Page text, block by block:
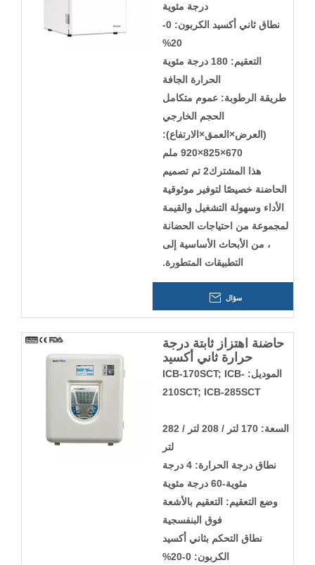
درجة مئوية
نطاق ثاني أكسيد الكربون: 0-
20%
التعقيم: 180 درجة مئوية
الحرارة الجافة
طريقة الرطوبة: عموم متكامل
الحجم الخارجي
(العرض×العمق×الارتفاع):
670×825×920 ملم
هذا المشترك2 تم تصميم
الحاضنة خصيصًا لتوفير موثوقية
الأداء وسهولة التشغيل والقيمة
لمجموعة من احتياجات الحضانة
، من الأبحاث الأساسية إلى
التطبيقات المتطورة.
سؤال
حاضنة اهتزاز ثابتة درجة
حرارة ثاني أكسيد
الكربون قابلة للتكديس
الموديل: ICB-170SCT; ICB-
210SCT; ICB-285SCT
السعة: 170 لتر / 208 لتر / 282
لتر
نطاق درجة الحرارة: 4 درجة
مئوية-60 درجة مئوية
وضع التعقيم: التعقيم بالأشعة
فوق البنفسجية
نطاق التحكم بثاني أكسيد
الكربون: 0-20%